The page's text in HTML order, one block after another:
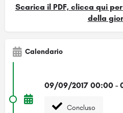
Scarica il PDF, clicca qui
della
Calendario
09/09/2017 00:00 -
Concluso